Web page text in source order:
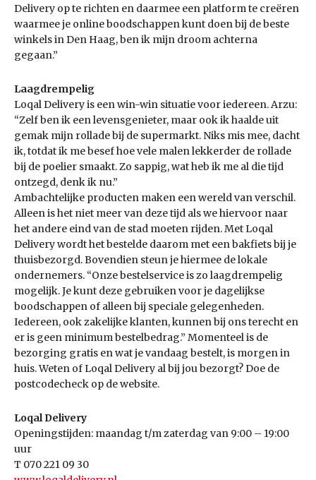
Delivery op te richten en daarmee een platform te creëren
waarmee je online boodschappen kunt doen bij de beste
winkels in Den Haag, ben ik mijn droom achterna
gegaan.”
Laagdrempelig
Loqal Delivery is een win-win situatie voor iedereen. Arzu:
“Zelf ben ik een levensgenieter, maar ook ik haalde uit
gemak mijn rollade bij de supermarkt. Niks mis mee, dacht
ik, totdat ik me besef hoe vele malen lekkerder de rollade
bij de poelier smaakt. Zo sappig, wat heb ik me al die tijd
ontzegd, denk ik nu.”
Ambachtelijke producten maken een wereld van verschil.
Alleen is het niet meer van deze tijd als we hiervoor naar
het andere eind van de stad moeten rijden. Met Loqal
Delivery wordt het bestelde daarom met een bakfiets bij je
thuisbezorgd. Bovendien steun je hiermee de lokale
ondernemers. “Onze bestelservice is zo laagdrempelig
mogelijk. Je kunt deze gebruiken voor je dagelijkse
boodschappen of alleen bij speciale gelegenheden.
Iedereen, ook zakelijke klanten, kunnen bij ons terecht en
er is geen minimum bestelbedrag.” Momenteel is de
bezorging gratis en wat je vandaag bestelt, is morgen in
huis. Weten of Loqal Delivery al bij jou bezorgt? Doe de
postcodecheck op de website.
Loqal Delivery
Openingstijden: maandag t/m zaterdag van 9:00 – 19:00
uur
T 070 221 09 30